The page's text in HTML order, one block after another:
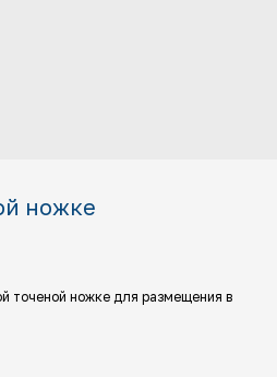
ножке
точеной ножке для размещения в